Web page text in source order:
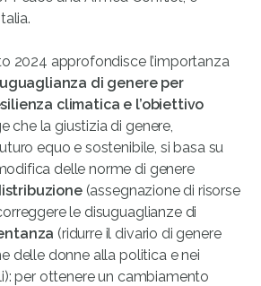
2024 approfondisce l’importanza
di genere per
climatica e l’obiettivo
che la giustizia di genere,
equo e sostenibile, si basa su
delle norme di genere
(assegnazione di risorse
le disuguaglianze di
(ridurre il divario di genere
delle donne alla politica e nei
per ottenere un cambiamento